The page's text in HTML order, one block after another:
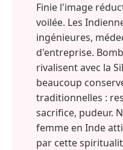
Finie l'image
voilée. Les
ingénieures,
d'entreprise.
rivalisent avec la
beaucoup
traditionnelles :
sacrifice, pudeur.
femme en Inde
par cette